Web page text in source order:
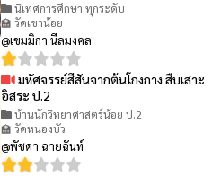
นิเทศการศึกษา ทุกระดับ
🏫 วัดเขาน้อย
@เขมมิกา นีลมงคล
มหัศจรรย์สีสันจากต้นโกงกาง สืบเสาะ
อิสระ ป.2
บ้านนักวิทยาศาสตร์น้อย ป.2
🏫 วัดหนองบัว
@พัชดา ฉายฉันท์